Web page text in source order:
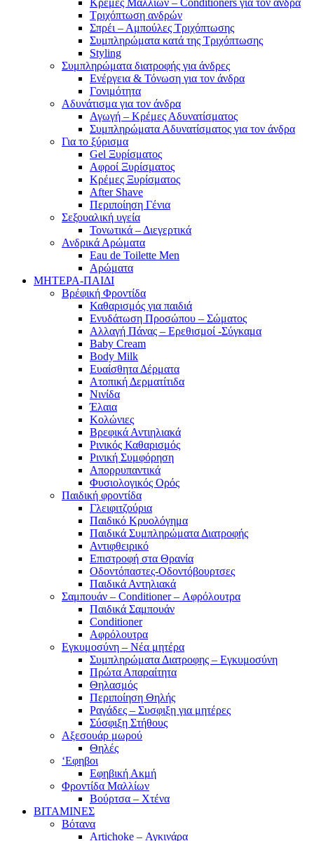
Κρέμες Μαλλιών – Conditioners για τον άνδρα
Τριχόπτωση ανδρών
Σπρέι – Αμπούλες Τριχόπτωσης
Συμπληρώματα κατά της Τριχόπτωσης
Styling
Συμπληρώματα διατροφής για άνδρες
Ενέργεια & Τόνωση για τον άνδρα
Γονιμότητα
Αδυνάτισμα για τον άνδρα
Αγωγή – Κρέμες Αδυνατίσματος
Συμπληρώματα Αδυνατίσματος για τον άνδρα
Για το ξύρισμα
Gel Ξυρίσματος
Αφροί Ξυρίσματος
Κρέμες Ξυρίσματος
After Shave
Περιποίηση Γένια
Σεξουαλική υγεία
Τονωτικά – Διεγερτικά
Ανδρικά Αρώματα
Eau de Toilette Men
Αρώματα
ΜΗΤΕΡΑ-ΠΑΙΔΙ
Βρέφική Φροντίδα
Καθαρισμός για παιδιά
Ενυδάτωση Προσώπου – Σώματος
Αλλαγή Πάνας – Ερεθισμοί -Σύγκαμα
Baby Cream
Body Milk
Ευαίσθητα Δέρματα
Ατοπική Δερματίτιδα
Νινίδα
Έλαια
Κολώνιες
Βρεφικά Αντιηλιακά
Ρινικός Καθαρισμός
Ρινική Συμφόρηση
Απορρυπαντικά
Φυσιολογικός Ορός
Παιδική φροντίδα
Γλειφιτζούρια
Παιδικό Κρυολόγημα
Παιδικά Συμπληρώματα Διατροφής
Αντιφθειρικό
Επιστροφή στα Θρανία
Οδοντόπαστες-Οδοντόβουρτσες
Παιδικά Αντηλιακά
Σαμπουάν – Conditioner – Αφρόλουτρα
Παιδικά Σαμπουάν
Conditioner
Αφρόλουτρα
Εγκυμοσύνη – Νέα μητέρα
Συμπληρώματα Διατροφης – Εγκυμοσύνη
Πρώτα Απαραίτητα
Θηλασμός
Περιποίηση Θηλής
Ραγάδες – Συσφιξη για μητέρες
Σύσφιξη Στήθους
Αξεσουάρ μωρού
Θηλές
‘Εφηβοι
Εφηβική Ακμή
Φροντίδα Μαλλίων
Βούρτσα – Χτένα
ΒΙΤΑΜΙΝΕΣ
Βότανα
Artichoke – Αγκινάρα